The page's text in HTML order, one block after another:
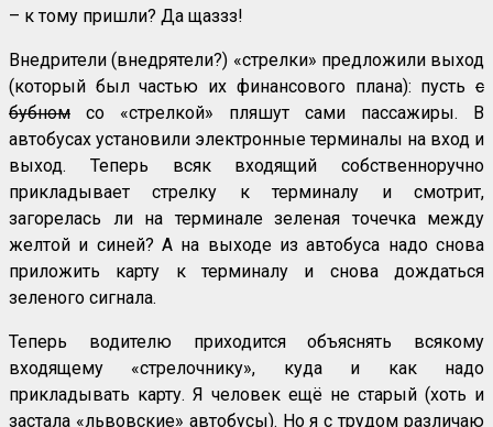
– к тому пришли? Да щаззз!
Внедрители (внедрятели?) «стрелки» предложили выход
(который был частью их финансового плана): пусть с
бубном со «стрелкой» пляшут сами пассажиры. В
автобусах установили электронные терминалы на вход и
выход. Теперь всяк входящий собственноручно
прикладывает стрелку к терминалу и смотрит,
загорелась ли на терминале зеленая точечка между
желтой и синей? А на выходе из автобуса надо снова
приложить карту к терминалу и снова дождаться
зеленого сигнала.
Теперь водителю приходится объяснять всякому
входящему «стрелочнику», куда и как надо
прикладывать карту. Я человек ещё не старый (хоть и
застала «львовские» автобусы). Но я с трудом различаю